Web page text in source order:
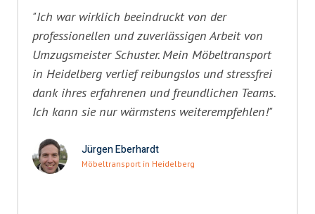
"Ich war wirklich beeindruckt von der
professionellen und zuverlässigen Arbeit von
Umzugsmeister Schuster. Mein Möbeltransport
in Heidelberg verlief reibungslos und stressfrei
dank ihres erfahrenen und freundlichen Teams.
Ich kann sie nur wärmstens weiterempfehlen!"
Jürgen Eberhardt
Möbeltransport in Heidelberg